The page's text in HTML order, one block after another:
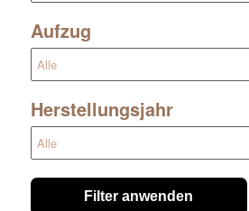
Aufzug
Herstellungsjahr
Filter anwenden